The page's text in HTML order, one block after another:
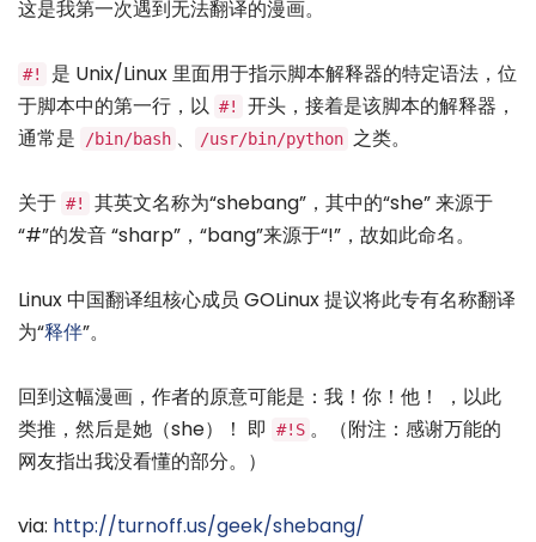
这是我第一次遇到无法翻译的漫画。
#!
是 Unix/Linux 里面用于指示脚本解释器的特定语法，位
于脚本中的第一行，以 #!
开头，接着是该脚本的解释器，
通常是
/bin/bash 、 /usr/bin/python 之类。
关于 #!
其英文名称为“shebang”，其中的“she” 来源于
“#”的发音 “sharp”，“bang”来源于“!”，故如此命名。
Linux 中国翻译组核心成员 GOLinux 提议将此专有名称翻译
为“释伴”。
回到这幅漫画，作者的原意可能是：我！你！他！ ，以此
类推，然后是她（she）！ 即
#!S 。（附注：感谢万能的
网友指出我没看懂的部分。）
via: http://turnoff.us/geek/shebang/